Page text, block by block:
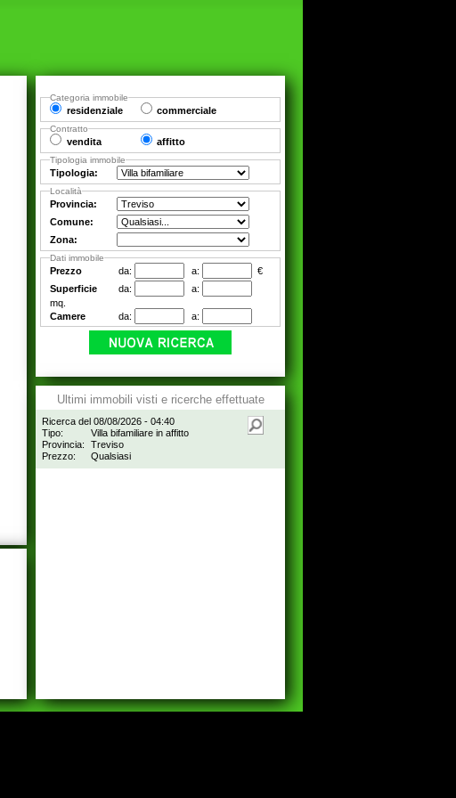
Categoria immobile
residenziale commerciale
Contratto
vendita affitto
Tipologia immobile
Tipologia:
Località
Provincia:
Comune:
Zona:
Dati immobile
Prezzo da: a:
€
Superficie
da:
a:
mq.
Camere
da: a:
Ultimi immobili visti e ricerche effettuate
Ricerca del 08/08/2026 - 04:40
Tipo:
Villa bifamiliare in affitto
Provincia:
Treviso
Prezzo:
Qualsiasi